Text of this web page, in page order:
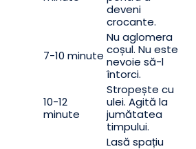
deveni
crocante.
7-10 minute
Nu aglomera
coșul. Nu este
nevoie să-l
întorci.
10-12
minute
Stropește cu
ulei. Agită la
jumătatea
timpului.
Lasă spațiu